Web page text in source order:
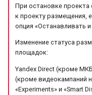
При остановке проекта
к проекту размещения,
опция «Останавливать
Изменение статуса
площадок:
Yandex Direct (кроме
(кроме видеокампаний
«Experiments» и «Smart